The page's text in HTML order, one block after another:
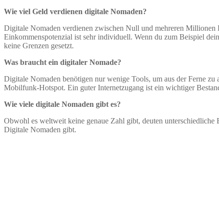
Wie viel Geld verdienen digitale Nomaden?
Digitale Nomaden verdienen zwischen Null und mehreren
Einkommenspotenzial ist sehr individuell. Wenn du zum Beispiel
keine Grenzen gesetzt.
Was braucht ein digitaler Nomade?
Digitale Nomaden benötigen nur wenige Tools, um aus der Ferne
Mobilfunk-Hotspot. Ein guter Internetzugang ist ein wichtiger
Wie viele digitale Nomaden gibt es?
Obwohl es weltweit keine genaue Zahl gibt, deuten
Digitale Nomaden gibt.